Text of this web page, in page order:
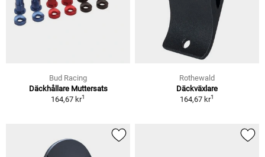
Bud Racing
Däckhållare Muttersats
164,67 kr1
Rothewald
Däckväxlare
164,67 kr1